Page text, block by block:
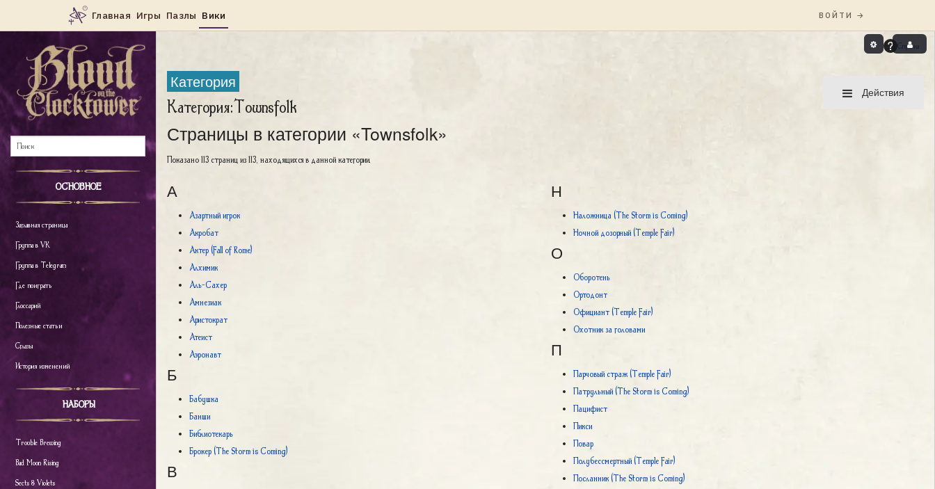
ОСНОВНОЕ
Заглавная страница
Группа в VK
Группа в Telegram
Где поиграть
Глоссарий
Полезные статьи
Сглазы
История изменений
НАБОРЫ
Trouble Brewing
Bad Moon Rising
Sects & Violets
Справка
Действия
Категория
Категория:Townsfolk
Страницы в категории «Townsfolk»
Показано 113 страниц из 113, находящихся в данной категории.
А
Азартный игрок
Акробат
Актер (Fall of Rome)
Алхимик
Аль-Сахер
Амнезиак
Аристократ
Атеист
Аэронавт
Б
Бабушка
Банши
Библиотекарь
Брокер (The Storm is Coming)
В
Н
Наложница (The Storm is Coming)
Ночной дозорный (Temple Fair)
О
Оборотень
Ортодонт
Официант (Temple Fair)
Охотник за головами
П
Парчовый страж (Temple Fair)
Патрульный (The Storm is Coming)
Пацифист
Пикси
Повар
Полубессмертный (Temple Fair)
Посланник (The Storm is Coming)